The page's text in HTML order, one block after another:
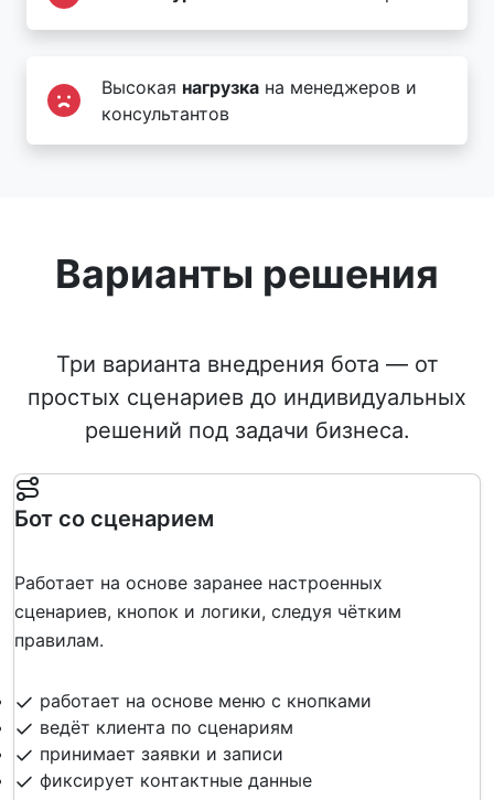
Высокая нагрузка на менеджеров и
консультантов
Варианты решения
Три варианта внедрения бота — от
простых сценариев до индивидуальных
решений под задачи бизнеса.
Бот со сценарием
Работает на основе заранее настроенных
сценариев, кнопок и логики, следуя чётким
правилам.
работает на основе меню с кнопками
ведёт клиента по сценариям
принимает заявки и записи
фиксирует контактные данные